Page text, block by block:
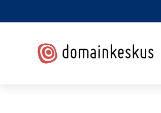
ensisijaiseen
valikkoon
pääsisältöön
ensisijaiseen
sivupalkkiin
alatunnisteeseen